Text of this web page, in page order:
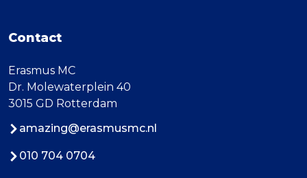
Contact
Erasmus MC
Dr. Molewaterplein 40
3015 GD Rotterdam
amazing@erasmusmc.nl
010 704 0704